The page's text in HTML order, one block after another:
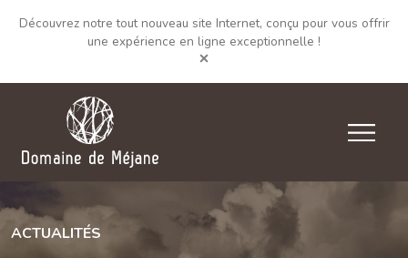
Découvrez notre tout nouveau site Internet, conçu pour vous offrir
une expérience en ligne exceptionnelle !
ACTUALITÉS